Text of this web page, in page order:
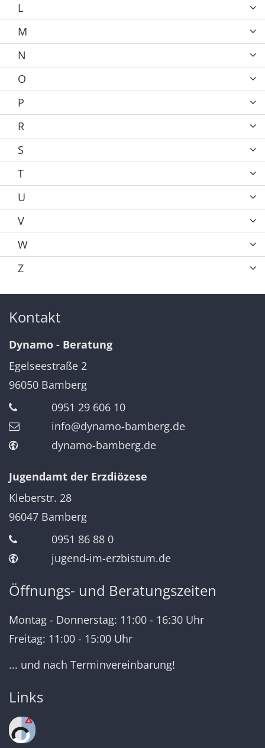
L
M
N
O
P
R
S
T
U
V
W
Z
Kontakt
Dynamo - Beratung
Egelseestraße 2
96050 Bamberg
0951 29 606 10
info@dynamo-bamberg.de
dynamo-bamberg.de
Jugendamt der Erzdiözese
Kleberstr. 28
96047 Bamberg
0951 86 88 0
jugend-im-erzbistum.de
Öffnungs- und Beratungszeiten
Montag - Donnerstag: 11:00 - 16:30 Uhr
Freitag: 11:00 - 15:00 Uhr
... und nach Terminvereinbarung!
Links